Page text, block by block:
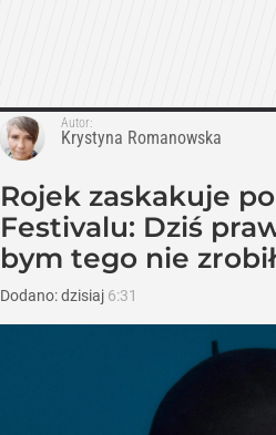
Autor:
Krystyna Romanowska
Rojek zaskakuje
Festivalu: Dziś
bym tego nie zrobił
Dodano:dzisiaj 6:31